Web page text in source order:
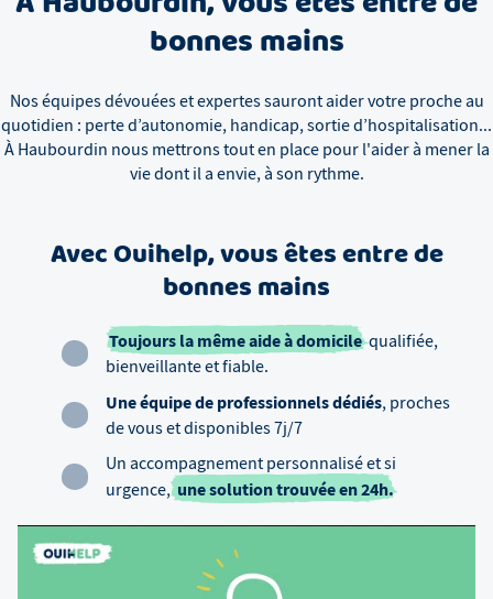
bonnes mains
Nos équipes dévouées et expertes sauront aider votre proche au
quotidien : perte d’autonomie, handicap, sortie d’hospitalisation...
À Haubourdin nous mettrons tout en place pour l'aider à mener la
vie dont il a envie, à son rythme.
Avec Ouihelp, vous êtes entre de
bonnes mains
Toujours la même aide à domicilequalifiée,
bienveillante et fiable.
Une équipe de professionnels dédiés, proches
de vous et disponibles 7j/7
Un accompagnement personnalisé et si
urgence,une solution trouvée en 24h.